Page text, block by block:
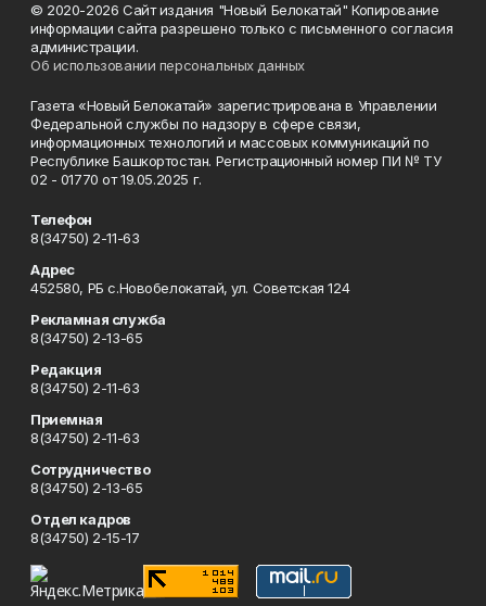
© 2020-2026 Сайт издания "Новый Белокатай" Копирование
информации сайта разрешено только с письменного согласия
администрации.
Об использовании персональных данных
Газета «Новый Белокатай» зарегистрирована в Управлении
Федеральной службы по надзору в сфере связи,
информационных технологий и массовых коммуникаций по
Республике Башкортостан. Регистрационный номер ПИ № ТУ
02 - 01770 от 19.05.2025 г.
Телефон
8(34750) 2-11-63
Адрес
452580, РБ с.Новобелокатай, ул. Советская 124
Рекламная служба
8(34750) 2-13-65
Редакция
8(34750) 2-11-63
Приемная
8(34750) 2-11-63
Сотрудничество
8(34750) 2-13-65
Отдел кадров
8(34750) 2-15-17